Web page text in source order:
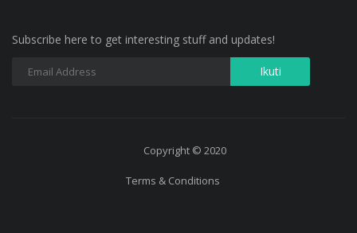
Subscribe here to get interesting stuff and updates!
Copyright © 2020
Terms & Conditions